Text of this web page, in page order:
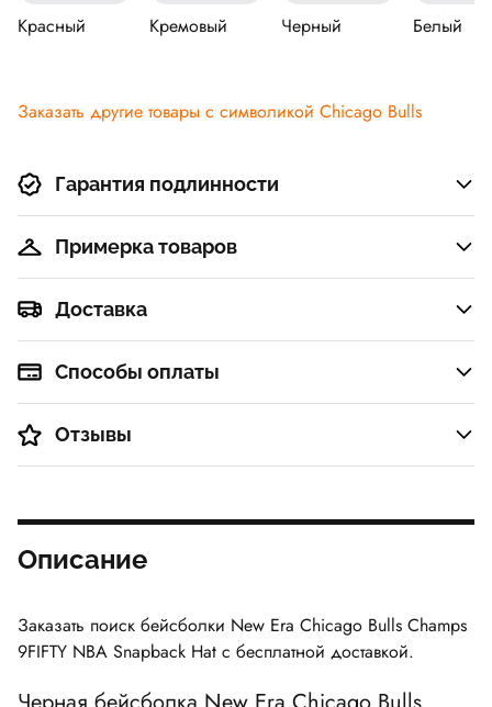
Красный Кремовый Черный Белый
Заказать другие товары с символикой Chicago Bulls
Гарантия подлинности
Примерка товаров
Доставка
Способы оплаты
Отзывы
Описание
Заказать поиск бейсболки New Era Chicago Bulls Champs
9FIFTY NBA Snapback Hat с бесплатной доставкой.